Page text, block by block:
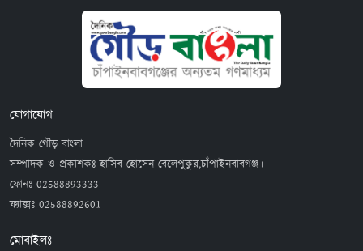
যোগাযোগ
দৈনিক গৌড় বাংলা
সম্পাদক ও প্রকাশকঃ হাসিব হোসেন বেলেপুকুর,চাঁপাইনবাবগঞ্জ।
ফোনঃ 02588893333
ফ্যাক্সঃ 02588892601
মোবাইলঃ